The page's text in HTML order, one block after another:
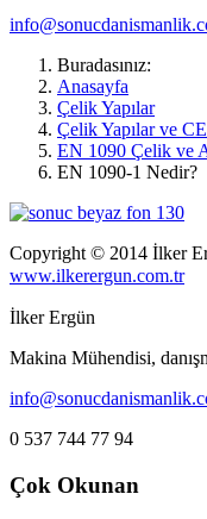
Buradasınız:
Anasayfa
Çelik Yapılar
Çelik Yapılar ve
EN 1090 Çelik ve
EN 1090-1 Nedir?
Copyright © 2014 İlker
www.ilkerergun.com.tr
İlker Ergün
Makina Mühendisi,
0 537 744 77 94
Çok Okunan